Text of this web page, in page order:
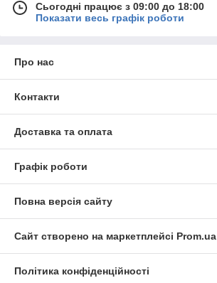
Сьогодні працює з 09:00 до 18:00
Показати весь графік роботи
Про нас
Контакти
Доставка та оплата
Графік роботи
Повна версія сайту
Сайт створено на маркетплейсі Prom.ua
Політика конфіденційності